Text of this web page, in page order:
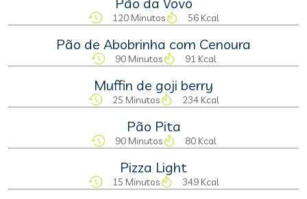
120 Minutos 56 Kcal
Pão de Abobrinha com Cenoura
90 Minutos 91 Kcal
Muffin de goji berry
25 Minutos 234 Kcal
Pão Pita
90 Minutos 80 Kcal
Pizza Light
15 Minutos 349 Kcal